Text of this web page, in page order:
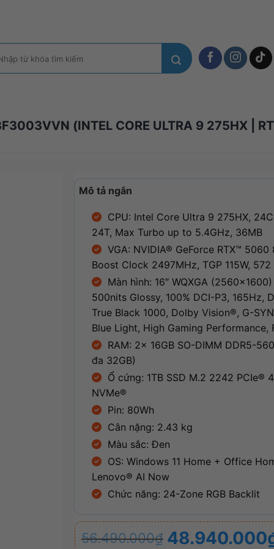
(INTEL CORE ULTRA 9 275HX |
Mô tả ngắn
CPU: Intel Core Ultra 9 275HX,
24T, Max Turbo up to 5.4GHz, 36MB
VGA: NVIDIA® GeForce RTX™ 5060
Boost Clock 2497MHz, TGP 115W, 572
Màn hình: 16″ WQXGA (2560×1600)
500nits Glossy, 100% DCI-P3, 165Hz,
True Black 1000, Dolby Vision®, G-
Blue Light, High Gaming Performance,
RAM: 2x 16GB SO-DIMM DDR5-
đa 32GB)
Ổ cứng: 1TB SSD M.2 2242 PCIe®
NVMe®
Pin: 80Wh
Cân nặng: 2.43 kg
Màu sắc: Đen
OS: Windows 11 Home + Office
Lenovo® AI Now
Chức năng: 24-Zone RGB Backlit
56.490.000₫
Giá
48.940.000
Giá